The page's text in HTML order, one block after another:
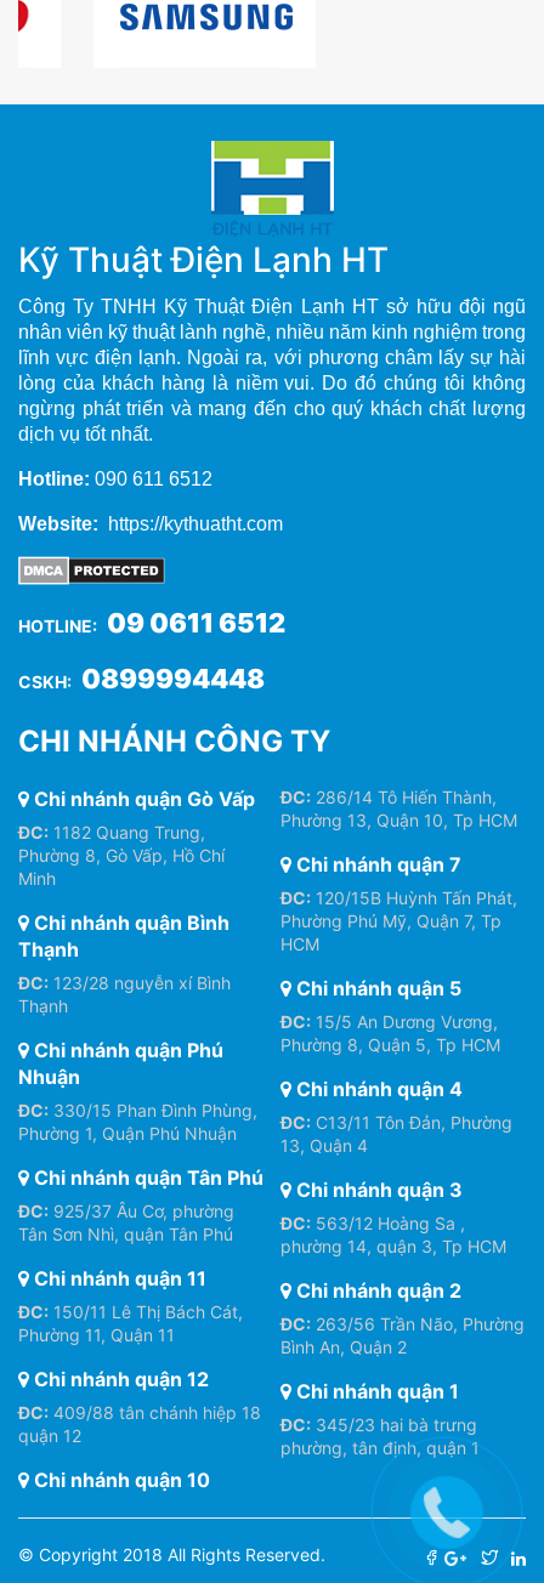
Kỹ Thuật Điện Lạnh HT
Công Ty TNHH Kỹ Thuật Điện Lạnh HT sở hữu đội ngũ
nhân viên kỹ thuật lành nghề, nhiều năm kinh nghiệm trong
lĩnh vực điện lạnh. Ngoài ra, với phương châm lấy sự hài
lòng của khách hàng là niềm vui. Do đó chúng tôi không
ngừng phát triển và mang đến cho quý khách chất lượng
dịch vụ tốt nhất.
Hotline: 090 611 6512
Website: https://kythuatht.com
HOTLINE: 09 0611 6512
CSKH: 0899994448
CHI NHÁNH CÔNG TY
Chi nhánh quận Gò Vấp
ĐC: 1182 Quang Trung,
Phường 8, Gò Vấp, Hồ Chí
Minh
Chi nhánh quận Bình
Thạnh
ĐC: 123/28 nguyễn xí Bình
Thạnh
Chi nhánh quận Phú
Nhuận
ĐC: 330/15 Phan Đình Phùng,
Phường 1, Quận Phú Nhuận
Chi nhánh quận Tân Phú
ĐC: 925/37 Âu Cơ, phường
Tân Sơn Nhì, quận Tân Phú
Chi nhánh quận 11
ĐC: 150/11 Lê Thị Bách Cát,
Phường 11, Quận 11
Chi nhánh quận 12
ĐC: 409/88 tân chánh hiệp 18
quận 12
Chi nhánh quận 10
ĐC: 286/14 Tô Hiến Thành,
Phường 13, Quận 10, Tp HCM
Chi nhánh quận 7
ĐC: 120/15B Huỳnh Tấn Phát,
Phường Phú Mỹ, Quận 7, Tp
HCM
Chi nhánh quận 5
ĐC: 15/5 An Dương Vương,
Phường 8, Quận 5, Tp HCM
Chi nhánh quận 4
ĐC: C13/11 Tôn Đản, Phường
13, Quận 4
Chi nhánh quận 3
ĐC: 563/12 Hoàng Sa ,
phường 14, quận 3, Tp HCM
Chi nhánh quận 2
ĐC: 263/56 Trần Não, Phường
Bình An, Quận 2
Chi nhánh quận 1
ĐC: 345/23 hai bà trưng
phường, tân định, quận 1
© Copyright 2018 All Rights Reserved.